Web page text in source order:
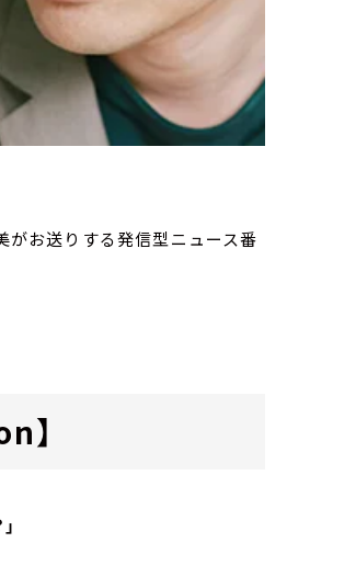
がお送りする発信型ニュース番
】